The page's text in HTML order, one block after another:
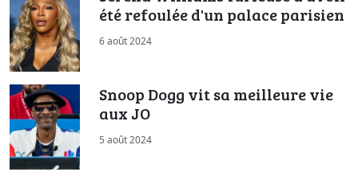
été refoulée d'un palace parisien
6 août 2024
Snoop Dogg vit sa meilleure vie
aux JO
5 août 2024